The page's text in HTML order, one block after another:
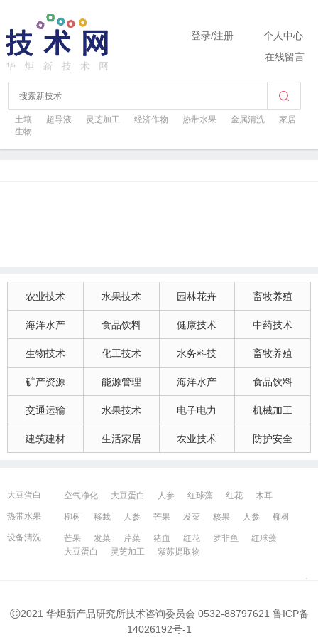
土壤 超导液 灵芝加工 经济作物 热带水果 金属清洗
家居
生物
登录/注册
个人中心
在线留言
农业技术 水果技术 园林花卉 畜牧养殖
海洋水产 食品饮料 健康技术 中药技术
生物技术 化工技术 水务科技 畜牧养殖
矿产资源 能源管理 海洋水产 食品饮料
交通运输 水果技术 电子电力 机械加工
建筑建材 生活家居 农业技术 防护安全
大豆蛋白 空气净化 大豆蛋白 人参 红球藻 红花
木耳
红花
芒果 红球藻 芹菜 养鸭 芒果 芹菜
热带水果 柳树 移栽 人参 芒果 发菜 核果 人参
柳树
大豆蛋白
人参 发菜 猪血 红花 柳树
发菜
宁波百姓网
镇江百姓网 湖州百姓网
设备清洗 芒果 发菜 芹菜 猪血 红花 罗非鱼
红球藻
大豆蛋白
灵芝加工 紫苏提取物
©2021 华炬新产品研究所技术咨询委员会 0532-88797621 鲁ICP备
14026192号-1